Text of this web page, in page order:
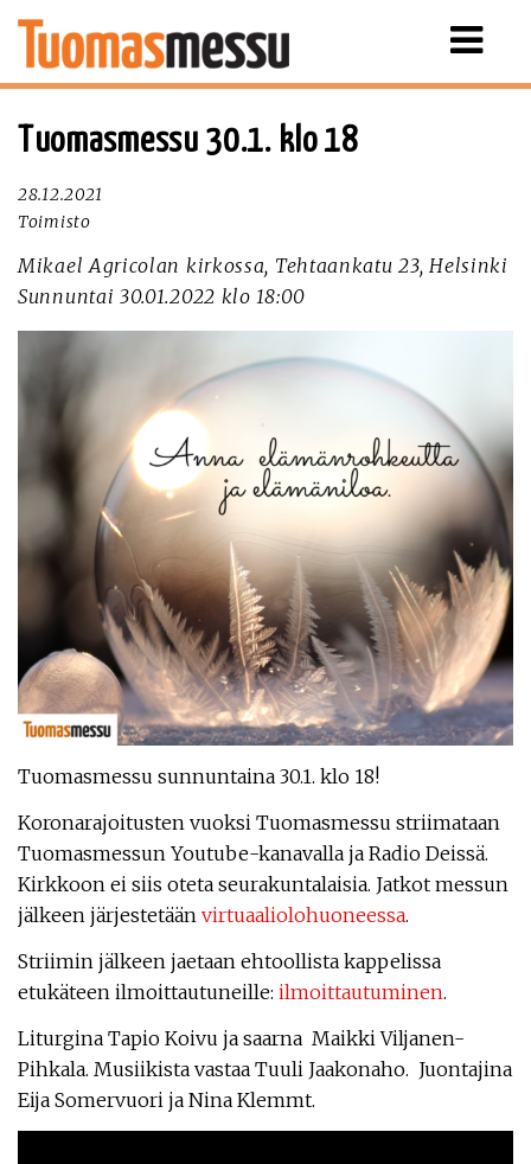
Näytä
Tuomasmessu 30.1. klo 18
28.12.2021
Toimisto
Mikael Agricolan kirkossa, Tehtaankatu 23, Helsinki
Sunnuntai 30.01.2022 klo 18:00
Tuomasmessu sunnuntaina 30.1. klo 18!
Koronarajoitusten vuoksi Tuomasmessu striimataan
Tuomasmessun Youtube-kanavalla ja Radio Deissä.
Kirkkoon ei siis oteta seurakuntalaisia. Jatkot messun
jälkeen järjestetään virtuaaliolohuoneessa.
Striimin jälkeen jaetaan ehtoollista kappelissa
etukäteen ilmoittautuneille: ilmoittautuminen.
Liturgina Tapio Koivu ja saarna Maikki Viljanen-
Pihkala. Musiikista vastaa Tuuli Jaakonaho. Juontajina
Eija Somervuori ja Nina Klemmt.